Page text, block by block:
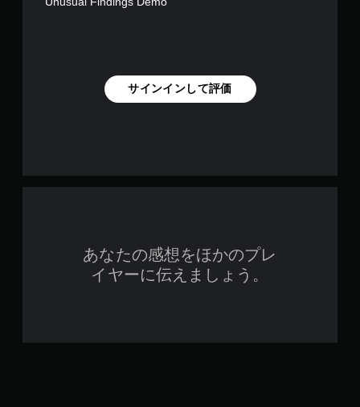
サインインして評価
あなたの感想をほかのプレ
イヤーに伝えましょう。